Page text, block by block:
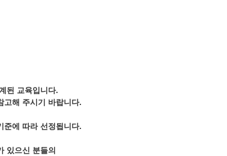
된 교육입니다.
고해 주시기 바랍니다.
에 따라 선정됩니다.
있으신 분들의